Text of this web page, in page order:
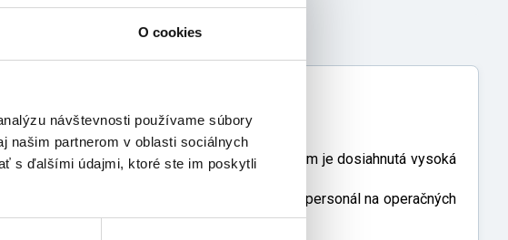
O cookies
návštevnosti používame súbory
našim partnerom v oblasti sociálnych
s ďalšími údajmi, ktoré ste im poskytli
PE fólia
mikroorganizmov, vďaka použitým materiálom je dosiahnutá vysoká
a bezpečnosť pre pacienta a zdravotnícky personál na operačných